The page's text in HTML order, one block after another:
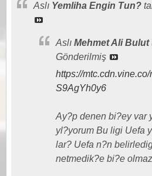
Aslı Yemliha Engin Tun?
Aslı Mehmet Ali Bulut
Gönderilmiş
https://
S9AgYh0y6
Ay?p denen bi?ey var
yl?yorum Bu ligi Uefa
lar? Uefa n?n
netmedik?e bi?e olmaz